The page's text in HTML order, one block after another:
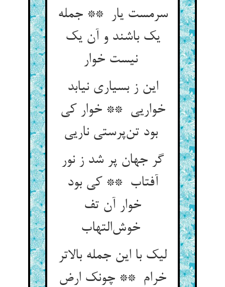
سرمست یار ** جمله
یک باشند و آن یک
نیست خوار
این ز بسیاری نیابد
خواریی ** خوار کی
بود تن‌پرستی ناریی
گر جهان پر شد ز نور
آفتاب ** کی بود
خوار آن تف
لیک با این جمله بالاتر
خرام ** چونک ارض